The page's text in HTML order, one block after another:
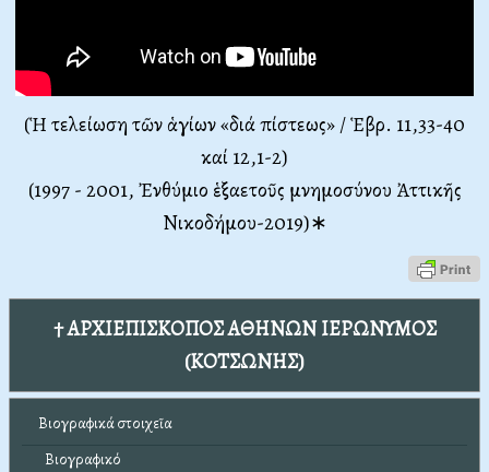
(Ἡ τελείωση τῶν ἁγίων «διά πίστεως» / Ἑβρ. 11,33-40
καί 12,1-2)
(1997 - 2001, Ἐνθύμιο ἑξαετοῦς μνημοσύνου Ἀττικῆς
Νικοδήμου-2019)∗
† ΑΡΧΙΕΠΙΣΚΟΠΟΣ ΑΘΗΝΩΝ ΙΕΡΩΝΥΜΟΣ
(ΚΟΤΣΩΝΗΣ)
Βιογραφικά στοιχεῖα
Βιογραφικό